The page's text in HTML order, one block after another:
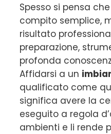
Spesso si pensa
compito semplice,
risultato
preparazione,
profonda
Affidarsi a un
qualificato come
significa avere la
eseguito a regola
ambienti e li rende